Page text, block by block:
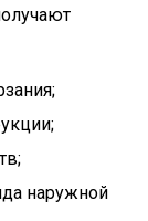
наружной